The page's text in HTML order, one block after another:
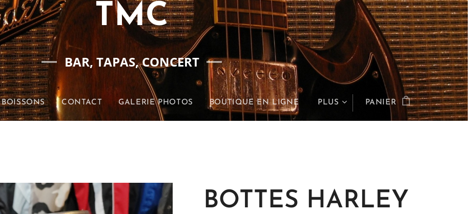
TMC
BAR, TAPAS, CONCERT
BOISSONS CONTACT GALERIE PHOTOS BOUTIQUE EN LIGNE PLUS PANIER
BOTTES HARLEY